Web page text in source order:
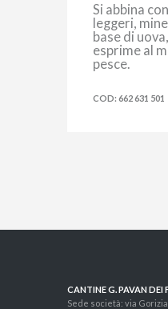
Si abbina
leggeri,
base di
esprime al
pesce.
COD: 662 631 501
CANTINE G. PAVAN DEI
Sede società: via